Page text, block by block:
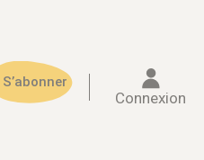
S’abonner
Connexion